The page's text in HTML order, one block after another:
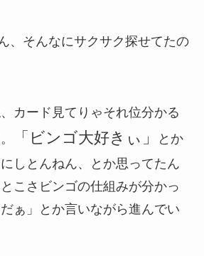
、そんなにサクサク探せてたの
カード見てりゃそれ位分かる
「ビンゴ大好きぃ」
とか
しとんねん、とか思ってたん
こさビンゴの仕組みが分かっ
ぁ」とか言いながら進んでい